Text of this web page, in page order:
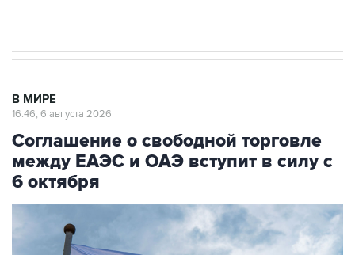
В МИРЕ
16:46, 6 августа 2026
Соглашение о свободной торговле
между ЕАЭС и ОАЭ вступит в силу с
6 октября